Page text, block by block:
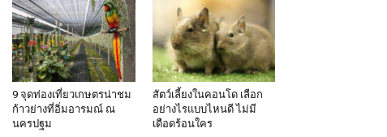
9 จุดท่องเที่ยวเกษตรน่าชม
ก้าวย่างที่อิ่มอารมณ์ ณ
นครปฐม
สัตว์เลี้ยงในคอนโด เลือก
อย่างไรแบบไหนดี ไม่มี
เดือดร้อนใคร